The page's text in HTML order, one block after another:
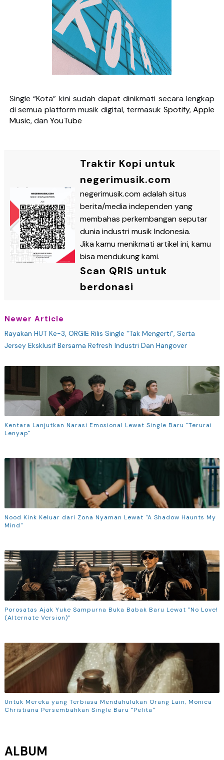
Single “Kota” kini sudah dapat dinikmati secara lengkap
di semua platform musik digital, termasuk Spotify,Apple
Music, dan YouTube
Traktir Kopi untuk
negerimusik.com
negerimusik.com adalah situs
berita/media independen yang
membahas perkembangan seputar
dunia industri musik Indonesia.
Jika kamu menikmati artikel ini, kamu
bisa mendukung kami.
Scan QRIS untuk
berdonasi
Newer Article
Rayakan HUT Ke-3, ORGIE Rilis Single "Tak Mengerti", Serta
Jersey Eksklusif Bersama Refresh Industri Dan Hangover
Kentara Lanjutkan Narasi Emosional Lewat Single Baru "Terurai
Lenyap"
Nood Kink Keluar dari Zona Nyaman Lewat "A Shadow Haunts My
Mind"
Porosatas Ajak Yuke Sampurna Buka Babak Baru Lewat "No Love!
(Alternate Version)"
Untuk Mereka yang Terbiasa Mendahulukan Orang Lain, Monica
Christiana Persembahkan Single Baru "Pelita"
ALBUM